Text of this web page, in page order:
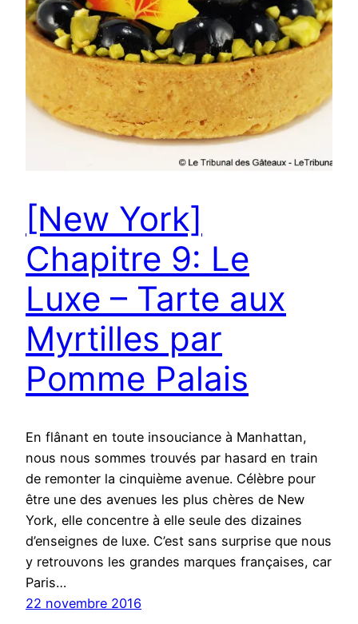
[New York]
Chapitre 9: Le
Luxe – Tarte aux
Myrtilles par
Pomme Palais
En flânant en toute insouciance à Manhattan,
nous nous sommes trouvés par hasard en train
de remonter la cinquième avenue. Célèbre pour
être une des avenues les plus chères de New
York, elle concentre à elle seule des dizaines
d’enseignes de luxe. C’est sans surprise que nous
y retrouvons les grandes marques françaises, car
Paris…
22 novembre 2016